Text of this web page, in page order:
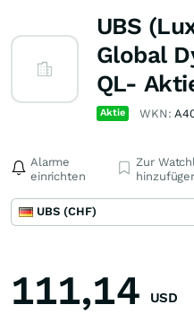
UBS
Global
QL-
Aktie WKN:
Alarme
einrichten
Zur
UBS (CHF)
111,14 USD